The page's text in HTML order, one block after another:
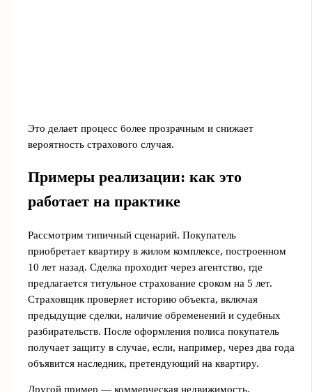
Это делает процесс более прозрачным и снижает
вероятность страхового случая.
Примеры реализации: как это
работает на практике
Рассмотрим типичный сценарий. Покупатель
приобретает квартиру в жилом комплексе, построенном
10 лет назад. Сделка проходит через агентство, где
предлагается титульное страхование сроком на 5 лет.
Страховщик проверяет историю объекта, включая
предыдущие сделки, наличие обременений и судебных
разбирательств. После оформления полиса покупатель
получает защиту в случае, если, например, через два года
объявится наследник, претендующий на квартиру.
Другой пример — коммерческая недвижимость.